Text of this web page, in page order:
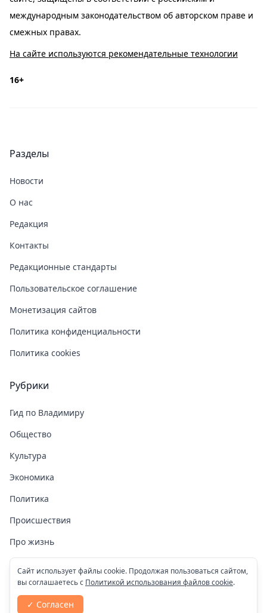
международным законодательством об авторском праве и
смежных правах.
На сайте используются рекомендательные технологии
16+
Разделы
Новости
О нас
Редакция
Контакты
Редакционные стандарты
Пользовательское соглашение
Монетизация сайтов
Политика конфиденциальности
Политика cookies
Рубрики
Гид по Владимиру
Общество
Культура
Экономика
Политика
Происшествия
Про жизнь
Здоровье
COVID-19
Спорт
Сайт использует файлы cookie. Продолжая пользоваться сайтом,
вы соглашаетесь с Политикой использования файлов cookie.
✓ Согласен